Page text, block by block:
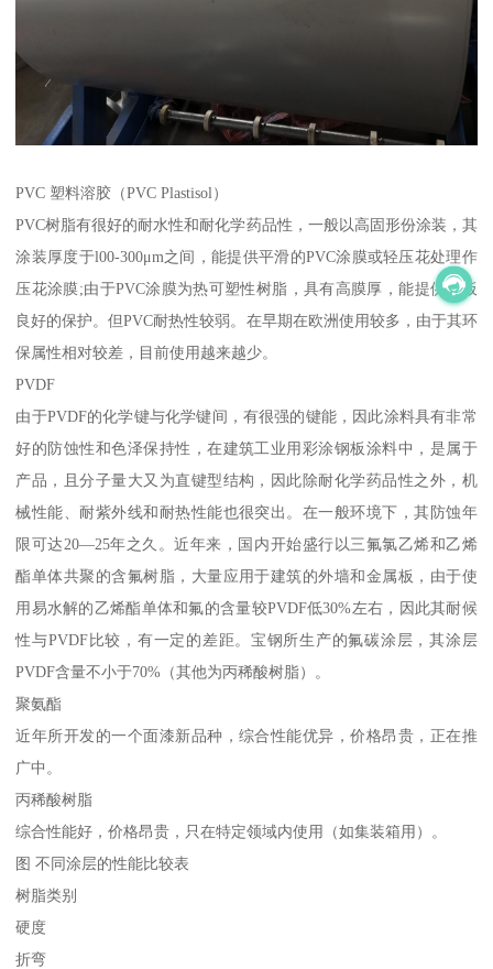
PVC 塑料溶胶（PVC Plastisol）
PVC树脂有很好的耐水性和耐化学药品性，一般以高固形份涂装，其
涂装厚度于l00-300μm之间，能提供平滑的PVC涂膜或轻压花处理作
压花涂膜;由于PVC涂膜为热可塑性树脂，具有高膜厚，能提供钢板
良好的保护。但PVC耐热性较弱。在早期在欧洲使用较多，由于其环
保属性相对较差，目前使用越来越少。
PVDF
由于PVDF的化学键与化学键间，有很强的键能，因此涂料具有非常
好的防蚀性和色泽保持性，在建筑工业用彩涂钢板涂料中，是属于
产品，且分子量大又为直键型结构，因此除耐化学药品性之外，机
械性能、耐紫外线和耐热性能也很突出。在一般环境下，其防蚀年
限可达20—25年之久。近年来，国内开始盛行以三氟氯乙烯和乙烯
酯单体共聚的含氟树脂，大量应用于建筑的外墙和金属板，由于使
用易水解的乙烯酯单体和氟的含量较PVDF低30%左右，因此其耐候
性与PVDF比较，有一定的差距。宝钢所生产的氟碳涂层，其涂层
PVDF含量不小于70%（其他为丙稀酸树脂）。
聚氨酯
近年所开发的一个面漆新品种，综合性能优异，价格昂贵，正在推
广中。
丙稀酸树脂
综合性能好，价格昂贵，只在特定领域内使用（如集装箱用）。
图 不同涂层的性能比较表
树脂类别
硬度
折弯